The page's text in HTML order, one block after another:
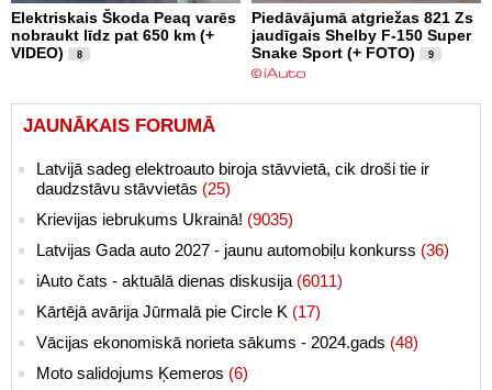
Elektriskais Škoda Peaq varēs
nobraukt līdz pat 650 km (+
VIDEO)
8
Piedāvājumā atgriežas 821 Zs
jaudīgais Shelby F-150 Super
Snake Sport (+ FOTO)
9
JAUNĀKAIS FORUMĀ
Latvijā sadeg elektroauto biroja stāvvietā, cik droši tie ir
daudzstāvu stāvvietās (25)
Krievijas iebrukums Ukrainā! (9035)
Latvijas Gada auto 2027 - jaunu automobiļu konkurss (36)
iAuto čats - aktuālā dienas diskusija (6011)
Kārtējā avārija Jūrmalā pie Circle K (17)
Vācijas ekonomiskā norieta sākums - 2024.gads (48)
Moto salidojums Ķemeros (6)